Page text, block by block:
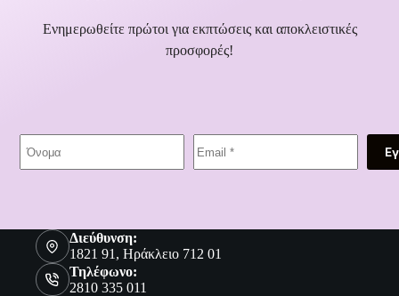
Ενημερωθείτε πρώτοι για εκπτώσεις και αποκλειστικές
προσφορές!
Διεύθυνση:
1821 91, Ηράκλειο 712 01
Τηλέφωνο:
2810 335 011